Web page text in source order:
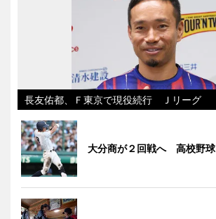
長友佑都、Ｆ東京で現役続行 Ｊリーグ
大分商が２回戦へ 高校野球